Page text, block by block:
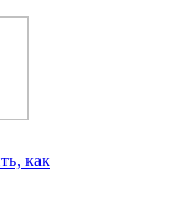
как